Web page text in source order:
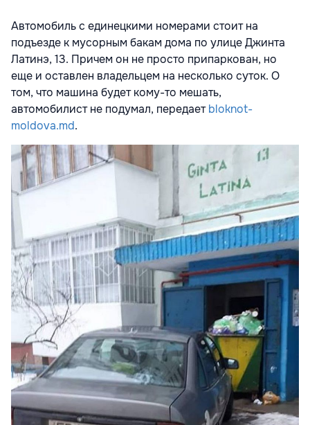
Автомобиль с единецкими номерами стоит на
подъезде к мусорным бакам дома по улице Джинта
Латинэ, 13. Причем он не просто припаркован, но
еще и оставлен владельцем на несколько суток. О
том, что машина будет кому-то мешать,
автомобилист не подумал, передаетbloknot-
moldova.md.